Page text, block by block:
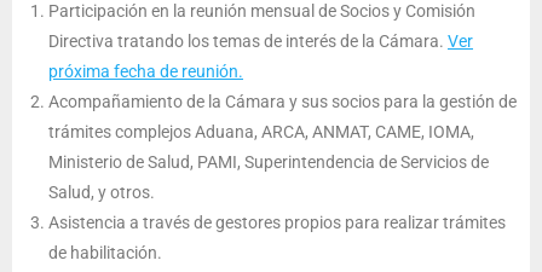
Participación en la reunión mensual de Socios y Comisión
Directiva tratando los temas de interés de la Cámara. Ver
próxima fecha de reunión.
Acompañamiento de la Cámara y sus socios para la gestión de
trámites complejos Aduana, ARCA, ANMAT, CAME, IOMA,
Ministerio de Salud, PAMI, Superintendencia de Servicios de
Salud, y otros.
Asistencia a través de gestores propios para realizar trámites
de habilitación.